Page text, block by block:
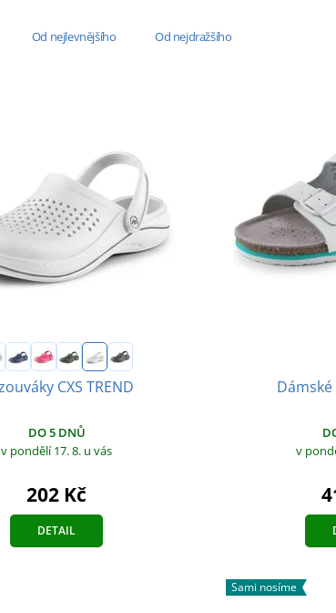
Od nejlevnějšího Od nejdražšího
CXS TREND
DO 5 DNŮ
v pondělí 17. 8. u vás
202 Kč
DETAIL
v
Sami nosíme